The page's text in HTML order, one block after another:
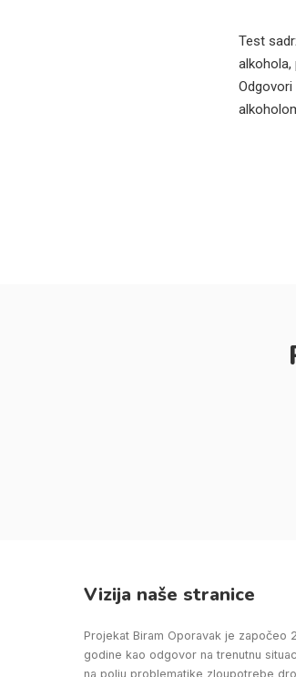
Test
alkohola,
Vizija naše stranice
Projekat Biram Oporavak je započeo
godine kao odgovor na trenutnu
na polju problematike zloupotrebe